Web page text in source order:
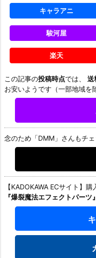
キャラアニ
駿河屋
楽天
この記事の投稿時点では、 送
お安いようです（一部地域を
念のため「DMM」さんもチェ
【KADOKAWA ECサイト】購
『爆裂魔法エフェクトパーツ』